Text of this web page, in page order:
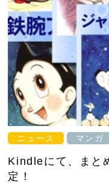
ニュース マンガ
Kindleにて、まと
定！